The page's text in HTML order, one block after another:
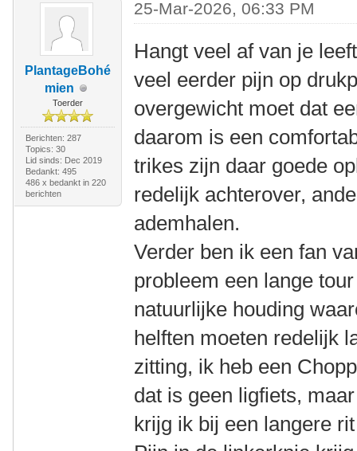
PlantageBohé
mien
Toerder
Berichten: 287
Topics: 30
Lid sinds: Dec 2019
Bedankt: 495
486 x bedankt in 220
berichten
25-Mar-2026, 06:33 PM
Hangt veel af van je
veel eerder pijn op
overgewicht moet dat
daarom is een
trikes zijn daar goede
redelijk achterover,
ademhalen.
Verder ben ik een fan
probleem een lange
natuurlijke houding
helften moeten redelijk
zitting, ik heb een
dat is geen ligfiets,
krijg ik bij een langere